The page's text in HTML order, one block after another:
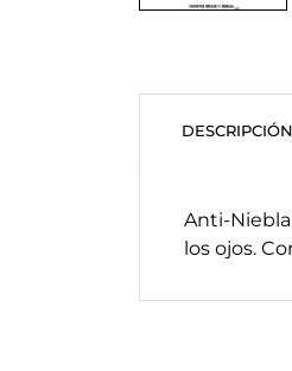
DESCRIPCIÓN
Anti-
los ojos.